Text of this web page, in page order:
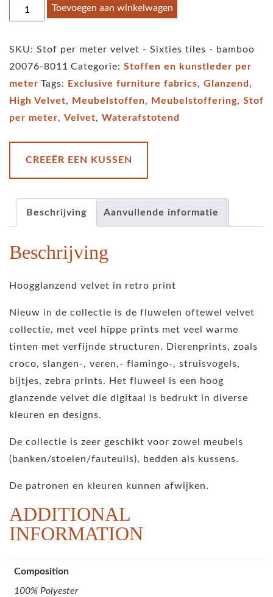
Stof
per
tiles
-
bamboo
aantal
Toevoegen aan winkelwagen
SKU: Stof per meter velvet - Sixties tiles - bamboo
20076-8011 Categorie: Stoffen en kunstleder per
meter Tags: Exclusive furniture fabrics, Glanzend ,
High Velvet, Meubelstoffen, Meubelstoffering, Stof
per meter, Velvet, Waterafstotend
CREEËR EEN KUSSEN
Beschrijving Aanvullende informatie
Beschrijving
Hoogglanzend velvet in retro print
Nieuw in de collectie is de fluwelen oftewel velvet
collectie, met veel hippe prints met veel warme
tinten met verfijnde structuren. Dierenprints, zoals
croco, slangen-, veren,- flamingo-, struisvogels,
bijtjes, zebra prints. Het fluweel is een hoog
glanzende velvet die digitaal is bedrukt in diverse
kleuren en designs.
De collectie is zeer geschikt voor zowel meubels
(banken/stoelen/fauteuils), bedden als kussens.
De patronen en kleuren kunnen afwijken.
ADDITIONAL
INFORMATION
Composition
100% Polyester